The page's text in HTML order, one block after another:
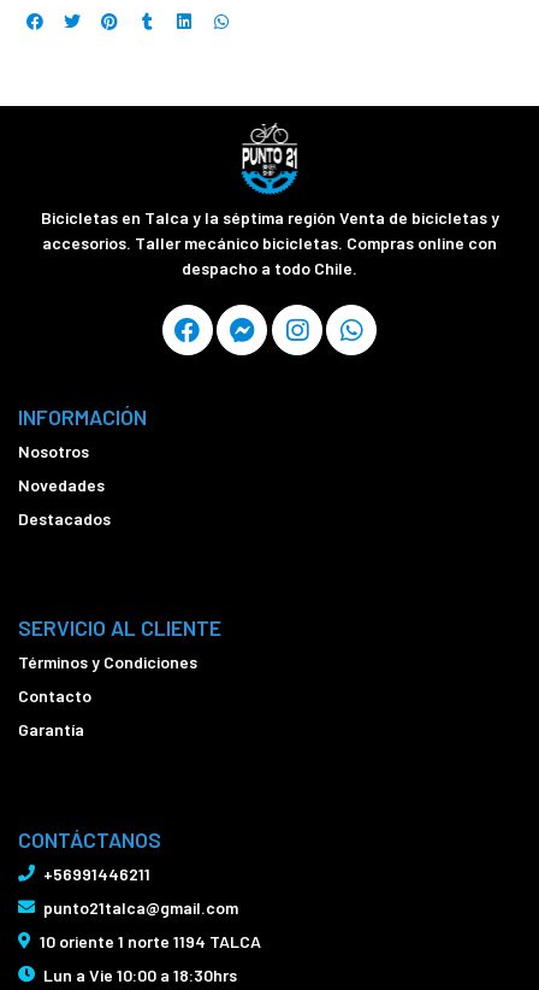
Bicicletas en Talca y la séptima región Venta de bicicletas y
accesorios. Taller mecánico bicicletas. Compras online con
despacho a todo Chile.
INFORMACIÓN
Nosotros
Novedades
Destacados
SERVICIO AL CLIENTE
Términos y Condiciones
Contacto
Garantía
CONTÁCTANOS
+56991446211
punto21talca@gmail.com
10 oriente 1 norte 1194 TALCA
Lun a Vie 10:00 a 18:30hrs